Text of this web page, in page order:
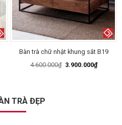
Bàn trà chữ nhật khung sắt B19
4.600.000₫ Giá
3.900.000₫Giá
hiện
TRÀ ĐẸP